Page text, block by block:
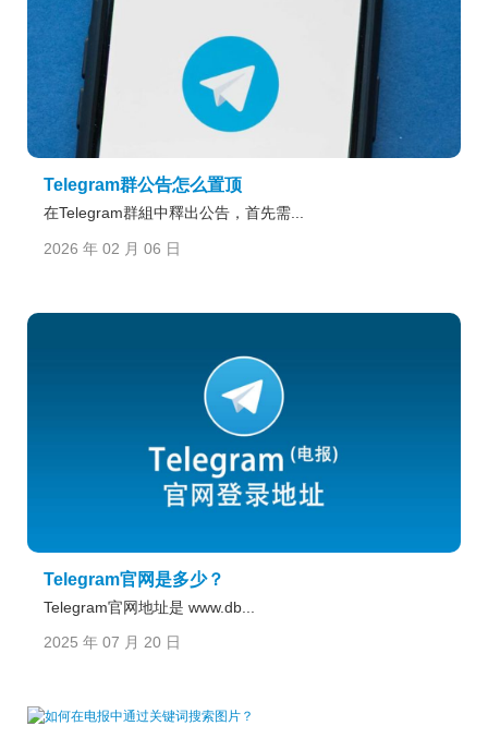
Telegram群公告怎么置顶
在Telegram群組中釋出公告，首先需...
2026 年 02 月 06 日
Telegram官网是多少？
Telegram官网地址是 www.db...
2025 年 07 月 20 日